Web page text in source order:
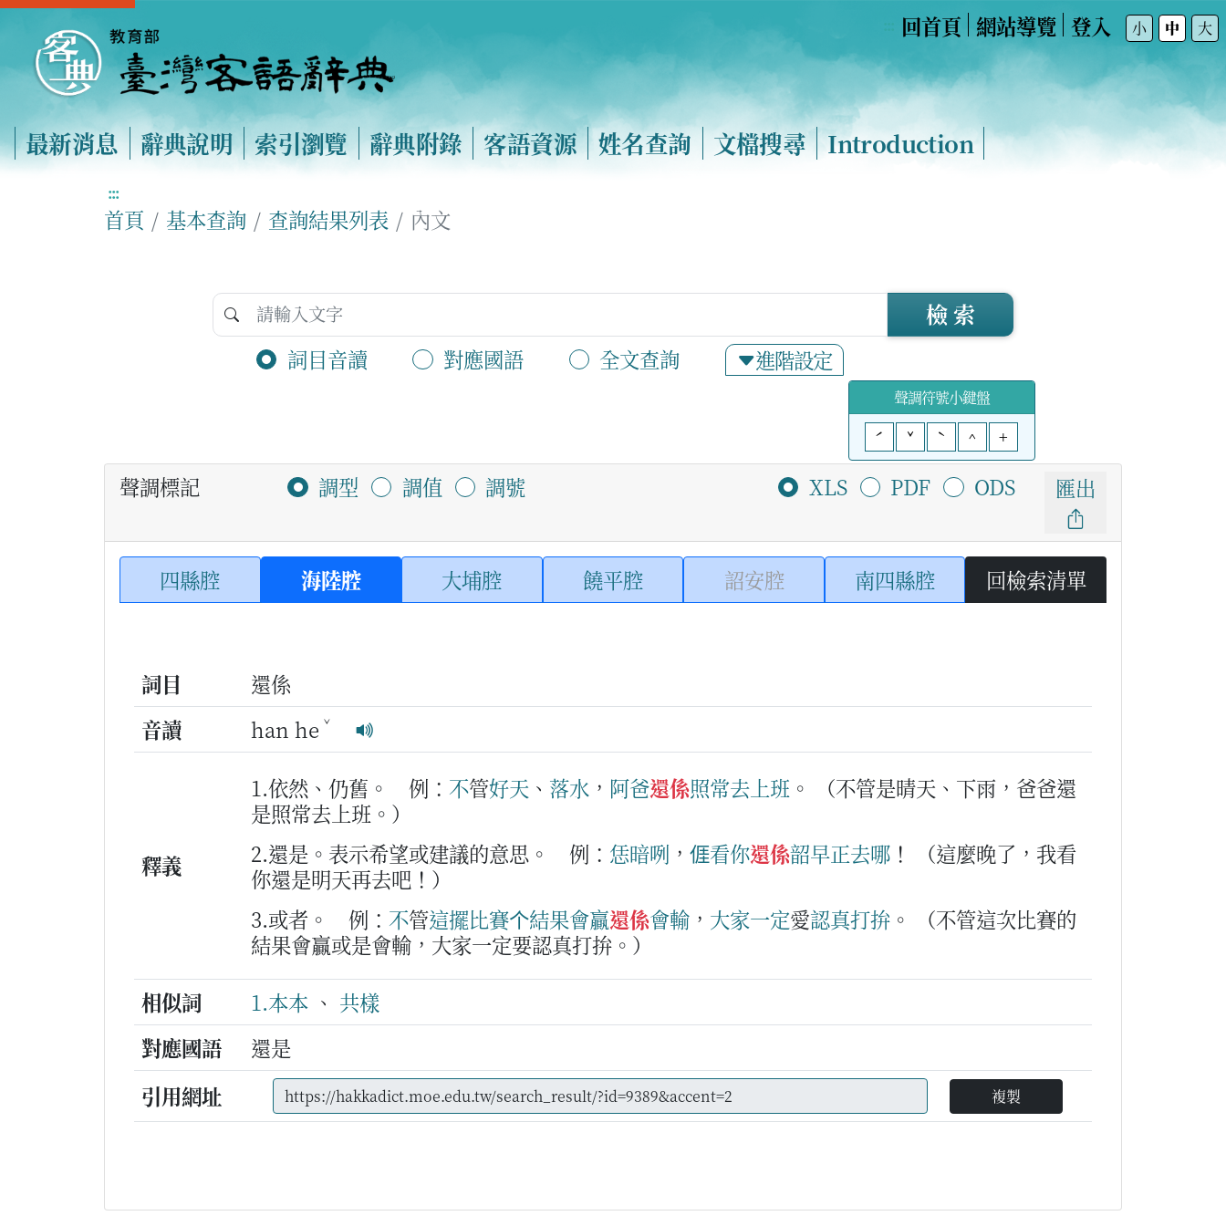
回首頁 網站導覽 登入 小 中 大
最新消息 辭典說明 索引瀏覽 辭典附錄 客語資源 姓名查詢 文檔搜尋 Introduction
:::
首頁 基本查詢 查詢結果列表 內文
詞目音讀 對應國語 全文查詢 進階設定
檢 索
聲調符號小鍵盤
ˊ
ˇ ˋ ^ +
聲調標記 調型 調值 調號 XLS PDF ODS 匯出
四縣腔 海陸腔 大埔腔 饒平腔 詔安腔 南四縣腔 回檢索清單
詞目
還係
音讀
han he ˇ
釋義
1.依然、仍舊。 例： 不管好天 、 落水 ， 阿爸還係照常去 上班 。
（不管是晴天、下雨，爸爸還
是照常去上班。）
2.還是。表示希望或建議的意思。
例： 恁暗咧 ， 𠊎看你還係韶早正去哪 ！
（這麼晚了，我看
你還是明天再去吧！）
3.或者。
例： 不管這擺比賽个結果會贏還係會輸 ， 大家一定愛認真打拚 。
（不管這次比賽的
結果會贏或是會輸，大家一定要認真打拚。）
相似詞
1.本本 、 共樣
對應國語
還是
引用網址
複製